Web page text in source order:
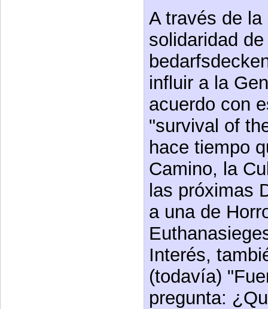
A través de
solidaridad
influir a la
acuerdo con
"survival of
hace tiempo
Camino, la
las próximas
a una de
Interés,
(todavía)
pregunta: